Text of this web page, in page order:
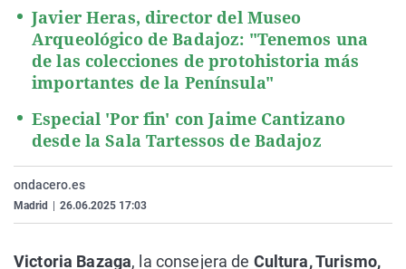
Javier Heras, director del Museo
Arqueológico de Badajoz: "Tenemos una
de las colecciones de protohistoria más
importantes de la Península"
Especial 'Por fin' con Jaime Cantizano
desde la Sala Tartessos de Badajoz
ondacero.es
Madrid 26.06.2025 17:03
Victoria Bazaga, la consejera de Cultura, Turismo,